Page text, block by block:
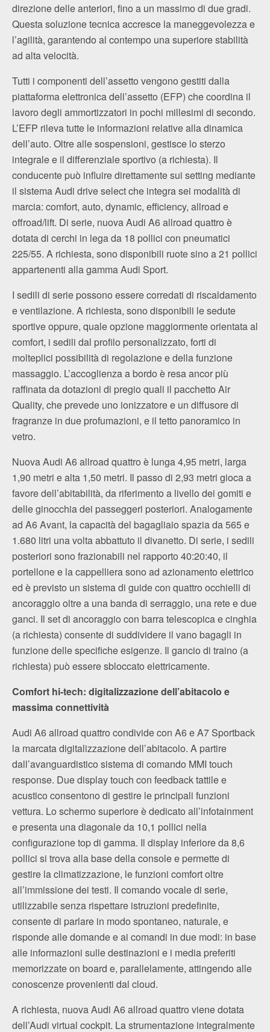
direzione delle anteriori, fino a un massimo di due gradi.
Questa soluzione tecnica accresce la maneggevolezza e
l’agilità, garantendo al contempo una superiore stabilità
ad alta velocità.
Tutti i componenti dell’assetto vengono gestiti dalla
piattaforma elettronica dell’assetto (EFP) che coordina il
lavoro degli ammortizzatori in pochi millesimi di secondo.
L’EFP rileva tutte le informazioni relative alla dinamica
dell’auto. Oltre alle sospensioni, gestisce lo sterzo
integrale e il differenziale sportivo (a richiesta). Il
conducente può influire direttamente sui setting mediante
il sistema Audi drive select che integra sei modalità di
marcia: comfort, auto, dynamic, efficiency, allroad e
offroad/lift. Di serie, nuova Audi A6 allroad quattro è
dotata di cerchi in lega da 18 pollici con pneumatici
225/55. A richiesta, sono disponibili ruote sino a 21 pollici
appartenenti alla gamma Audi Sport.
I sedili di serie possono essere corredati di riscaldamento
e ventilazione. A richiesta, sono disponibili le sedute
sportive oppure, quale opzione maggiormente orientata al
comfort, i sedili dal profilo personalizzato, forti di
molteplici possibilità di regolazione e della funzione
massaggio. L’accoglienza a bordo è resa ancor più
raffinata da dotazioni di pregio quali il pacchetto Air
Quality, che prevede uno ionizzatore e un diffusore di
fragranze in due profumazioni, e il tetto panoramico in
vetro.
Nuova Audi A6 allroad quattro è lunga 4,95 metri, larga
1,90 metri e alta 1,50 metri. Il passo di 2,93 metri gioca a
favore dell’abitabilità, da riferimento a livello dei gomiti e
delle ginocchia dei passeggeri posteriori. Analogamente
ad A6 Avant, la capacità del bagagliaio spazia da 565 e
1.680 litri una volta abbattuto il divanetto. Di serie, i sedili
posteriori sono frazionabili nel rapporto 40:20:40, il
portellone e la cappelliera sono ad azionamento elettrico
ed è previsto un sistema di guide con quattro occhielli di
ancoraggio oltre a una banda di serraggio, una rete e due
ganci. Il set di ancoraggio con barra telescopica e cinghia
(a richiesta) consente di suddividere il vano bagagli in
funzione delle specifiche esigenze. Il gancio di traino (a
richiesta) può essere sbloccato elettricamente.
Comfort hi-tech: digitalizzazione dell’abitacolo e
massima connettività
Audi A6 allroad quattro condivide con A6 e A7 Sportback
la marcata digitalizzazione dell’abitacolo. A partire
dall’avanguardistico sistema di comando MMI touch
response. Due display touch con feedback tattile e
acustico consentono di gestire le principali funzioni
vettura. Lo schermo superiore è dedicato all’infotainment
e presenta una diagonale da 10,1 pollici nella
configurazione top di gamma. Il display inferiore da 8,6
pollici si trova alla base della console e permette di
gestire la climatizzazione, le funzioni comfort oltre
all’immissione dei testi. Il comando vocale di serie,
utilizzabile senza rispettare istruzioni predefinite,
consente di parlare in modo spontaneo, naturale, e
risponde alle domande e ai comandi in due modi: in base
alle informazioni sulle destinazioni e i media preferiti
memorizzate on board e, parallelamente, attingendo alle
conoscenze provenienti dal cloud.
A richiesta, nuova Audi A6 allroad quattro viene dotata
dell’Audi virtual cockpit. La strumentazione integralmente